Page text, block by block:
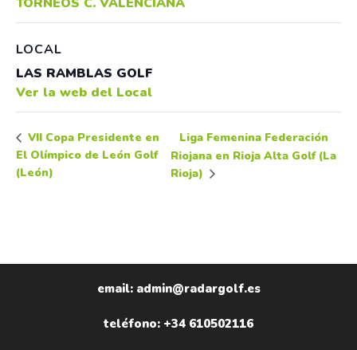
LOCAL
LAS RAMBLAS GOLF
Ver la web del Local
VII Copa Presidente en
El Olímpico de León Golf
(León)
Liga Femenina Federación
Riojana en Rioja Alta Golf (La
Rioja)
email: admin@radargolf.es
teléfono: +34 610502116